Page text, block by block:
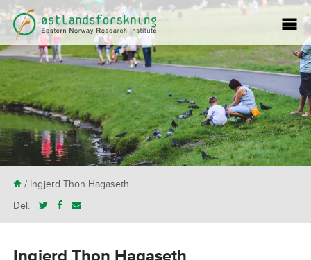
H/ Ingjerd Thon Hagaseth
Del: